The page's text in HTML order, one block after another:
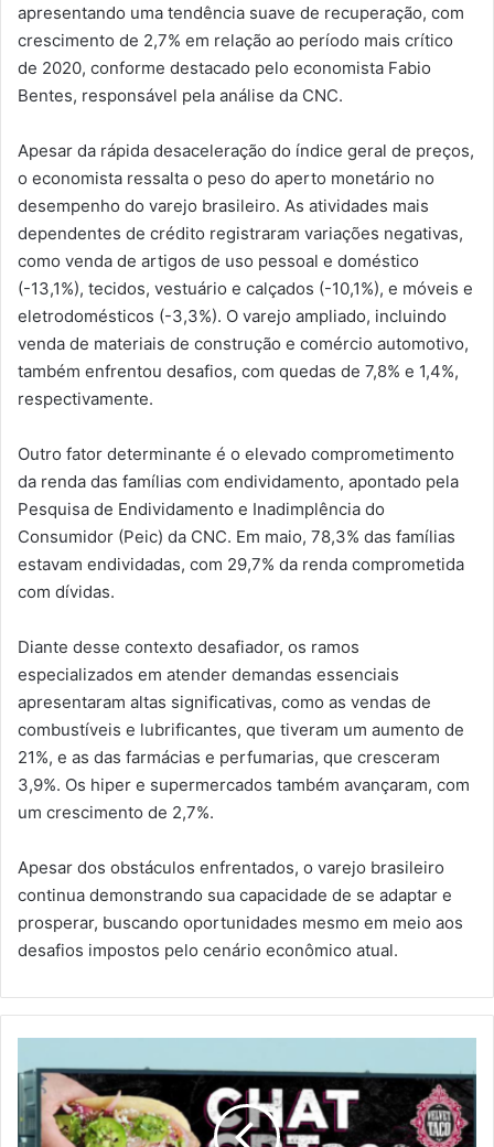
apresentando uma tendência suave de recuperação, com
crescimento de 2,7% em relação ao período mais crítico
de 2020, conforme destacado pelo economista Fabio
Bentes, responsável pela análise da CNC.
Apesar da rápida desaceleração do índice geral de preços,
o economista ressalta o peso do aperto monetário no
desempenho do varejo brasileiro. As atividades mais
dependentes de crédito registraram variações negativas,
como venda de artigos de uso pessoal e doméstico
(-13,1%), tecidos, vestuário e calçados (-10,1%), e móveis e
eletrodomésticos (-3,3%). O varejo ampliado, incluindo
venda de materiais de construção e comércio automotivo,
também enfrentou desafios, com quedas de 7,8% e 1,4%,
respectivamente.
Outro fator determinante é o elevado comprometimento
da renda das famílias com endividamento, apontado pela
Pesquisa de Endividamento e Inadimplência do
Consumidor (Peic) da CNC. Em maio, 78,3% das famílias
estavam endividadas, com 29,7% da renda comprometida
com dívidas.
Diante desse contexto desafiador, os ramos
especializados em atender demandas essenciais
apresentaram altas significativas, como as vendas de
combustíveis e lubrificantes, que tiveram um aumento de
21%, e as das farmácias e perfumarias, que cresceram
3,9%. Os hiper e supermercados também avançaram, com
um crescimento de 2,7%.
Apesar dos obstáculos enfrentados, o varejo brasileiro
continua demonstrando sua capacidade de se adaptar e
prosperar, buscando oportunidades mesmo em meio aos
desafios impostos pelo cenário econômico atual.
o
Chat
GPTaco,
o